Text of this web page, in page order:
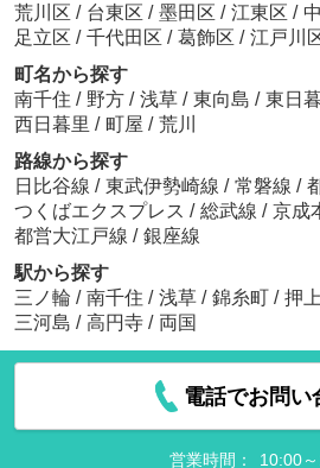
荒川区 / 台東区 / 墨田区 / 江東区 /
足立区 / 千代田区 / 葛飾区 / 江戸川
町名から探す
南千住 / 野方 / 浅草 / 東向島 / 東日
西日暮里 / 町屋 / 荒川
路線から探す
日比谷線 / 東武伊勢崎線 / 常磐線 /
つくばエクスプレス / 総武線 / 京成
都営大江戸線 / 銀座線
駅から探す
三ノ輪 / 南千住 / 浅草 / 錦糸町 / 押上
三河島 / 高円寺 / 両国
電話でお問い
営業時間： 10:00